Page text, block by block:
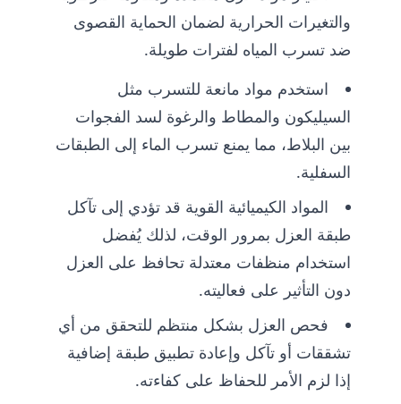
والتغيرات الحرارية لضمان الحماية القصوى
ضد تسرب المياه لفترات طويلة.
استخدم مواد مانعة للتسرب مثل
السيليكون والمطاط والرغوة لسد الفجوات
بين البلاط، مما يمنع تسرب الماء إلى الطبقات
السفلية.
المواد الكيميائية القوية قد تؤدي إلى تآكل
طبقة العزل بمرور الوقت، لذلك يُفضل
استخدام منظفات معتدلة تحافظ على العزل
دون التأثير على فعاليته.
فحص العزل بشكل منتظم للتحقق من أي
تشققات أو تآكل وإعادة تطبيق طبقة إضافية
إذا لزم الأمر للحفاظ على كفاءته.